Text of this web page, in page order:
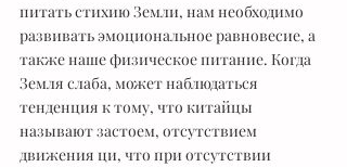
питать стихию Земли, нам необходимо
развивать эмоциональное равновесие, а
также наше физическое питание. Когда
Земля слаба, может наблюдаться
тенденция к тому, что китайцы
называют застоем, отсутствием
движения ци, что при отсутствии